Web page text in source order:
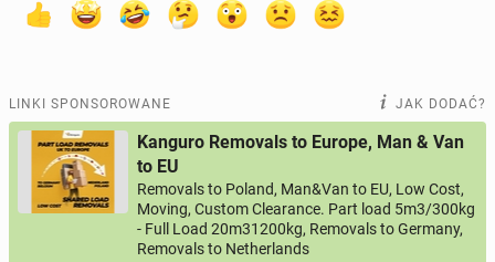
LINKI SPONSOROWANE JAK DODAĆ?
Kanguro Removals to Europe, Man & Van
to EU
Removals to Poland, Man&Van to EU, Low Cost,
Moving, Custom Clearance. Part load 5m3/300kg
- Full Load 20m31200kg, Removals to Germany,
Removals to Netherlands